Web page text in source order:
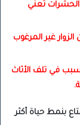
تعني
غير المرغوب
في تلف الأثاث
بنمط حياة أكثر